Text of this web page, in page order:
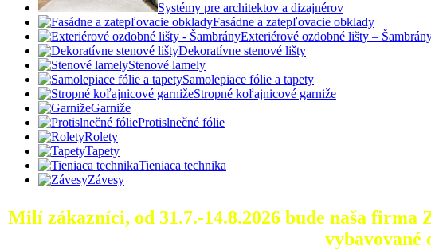
Systémy pre architektov a dizajnérov
Fasádne a zatepľovacie obklady
Exteriérové ozdobné lišty –
Dekoratívne stenové lišty
Stenové lamely
Samolepiace fólie a tapety
Stropné koľajnicové garniže
Garniže
Protislnečné fólie
Rolety
Tapety
Tieniaca technika
Závesy
Milí zákazníci, od 31.7.-14.8.2026 bude naša firma
vybavované